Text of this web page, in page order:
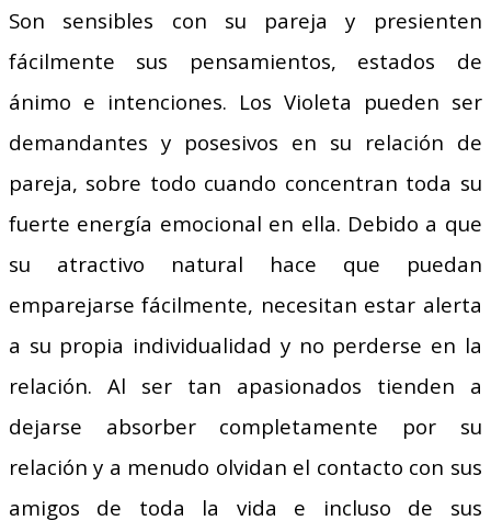
Son sensibles con su pareja y presienten
fácilmente sus pensamientos, estados de
ánimo e intenciones. Los Violeta pueden ser
demandantes y posesivos en su relación de
pareja, sobre todo cuando concentran toda su
fuerte energía emocional en ella. Debido a que
su atractivo natural hace que puedan
emparejarse fácilmente, necesitan estar alerta
a su propia individualidad y no perderse en la
relación. Al ser tan apasionados tienden a
dejarse absorber completamente por su
relación y a menudo olvidan el contacto con sus
amigos de toda la vida e incluso de sus